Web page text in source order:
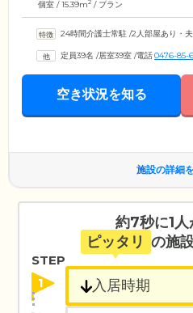
個室 / 15.39m2 / プラン
24時間介護士常駐 /2人部屋あり・
定員39名 /居室39室 /電話0476-85-
空き状況を知る
施設の詳細
約7秒に1人
ピッタリ の施
STEP
1